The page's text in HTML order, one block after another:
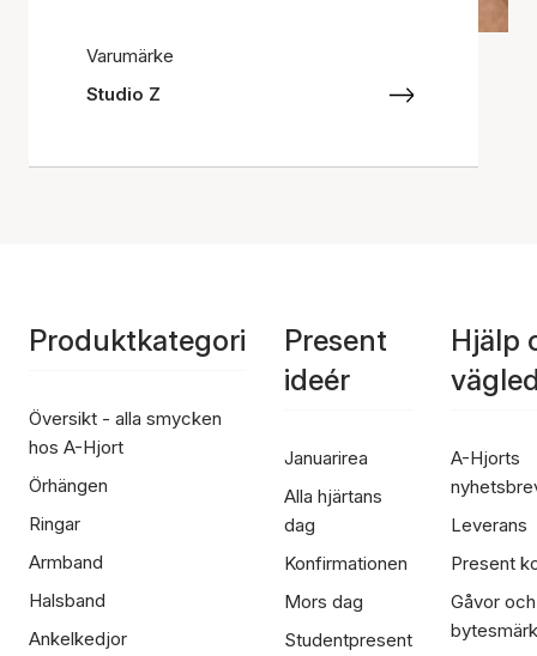
Varumärke
Studio Z
Produktkategori
Översikt - alla smycken
hos A-Hjort
Örhängen
Ringar
Armband
Halsband
Ankelkedjor
Present
ideér
Januarirea
Alla hjärtans
dag
Konfirmationen
Mors dag
Studentpresent
Hjälp
A-Hjorts
Leverans
Present
Gåvor och